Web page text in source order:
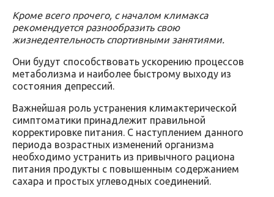
Кроме всего прочего, с началом климакса
рекомендуется разнообразить свою
жизнедеятельность спортивными занятиями.
Они будут способствовать ускорению процессов
метаболизма и наиболее быстрому выходу из
состояния депрессий.
Важнейшая роль устранения климактерической
симптоматики принадлежит правильной
корректировке питания. С наступлением данного
периода возрастных изменений организма
необходимо устранить из привычного рациона
питания продукты с повышенным содержанием
сахара и простых углеводных соединений.